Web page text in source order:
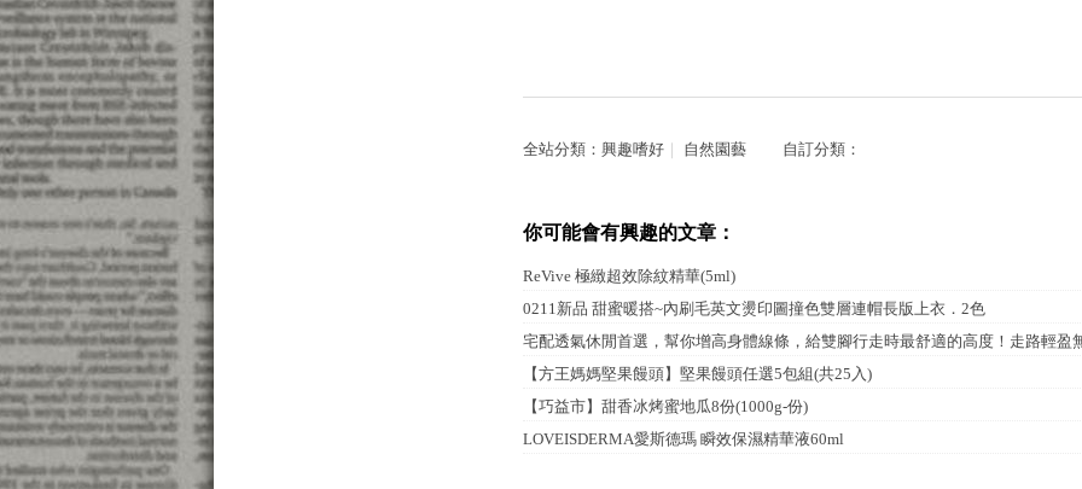
全站分類： 興趣嗜好 自然園藝 自訂分類：
你可能會有興趣的文章：
ReVive 極緻超效除紋精華(5ml)
0211新品 甜蜜暖搭~內刷毛英文燙印圖撞色雙層連帽長版上衣．2色
宅配透氣休閒首選，幫你增高身體線條，給雙腳行走時最舒適的高度！走路輕盈
【方王媽媽堅果饅頭】堅果饅頭任選5包組(共25入)
【巧益市】甜香冰烤蜜地瓜8份(1000g-份)
LOVEISDERMA愛斯德瑪 瞬效保濕精華液60ml